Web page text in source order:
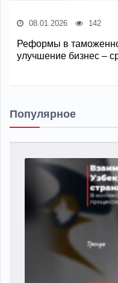
08.01.2026 142
Реформы в
улучшение бизнес –
Популярное